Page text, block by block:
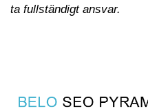
ta fullständigt ansvar.